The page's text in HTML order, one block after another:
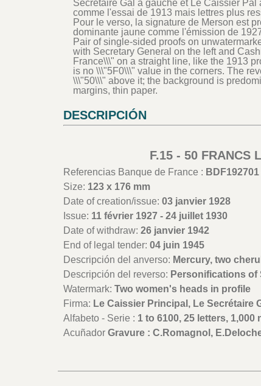
Secrétaire Gal à gauche et Le Caissier
comme l'essai de 1913 mais lettres plus
Pour le verso, la signature de Merson est
dominante jaune comme l'émission de
Pair of single-sided proofs on
with Secretary General on the left and
France\\\" on a straight line, like the 1913
is no \\\"5F0\\\" value in the corners. The
\\\"50\\\" above it; the background is
margins, thin paper.
DESCRIPCIÓN
F.15 - 50 FRANCS
Referencias Banque de France :
Size: 123 x 176 mm
Date of creation/issue: 03 janvier 1928
Issue: 11 février 1927 - 24 juillet 1930
Date of withdraw: 26 janvier 1942
End of legal tender: 04 juin 1945
Descripción del anverso: Mercury, two
Descripción del reverso: Personifications of
Watermark: Two women's heads in profile
Firma: Le Caissier Principal, Le Secrétaire
Alfabeto - Serie : 1 to 6100, 25 letters, 1,000
Acuñador Gravure : C.Romagnol,